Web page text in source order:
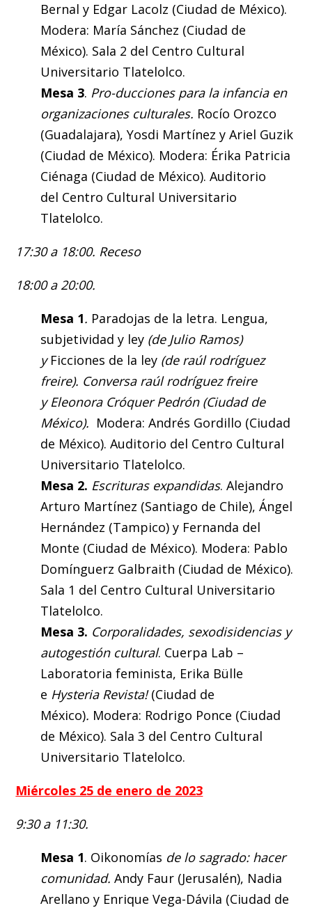
Bernal y Edgar Lacolz (Ciudad de México).
Modera: María Sánchez (Ciudad de
México). Sala 2 del Centro Cultural
Universitario Tlatelolco.
Mesa 3. Pro-ducciones para la infancia en
organizaciones culturales. Rocío Orozco
(Guadalajara), Yosdi Martínez y Ariel Guzik
(Ciudad de México). Modera: Érika Patricia
Ciénaga (Ciudad de México). Auditorio
del Centro Cultural Universitario
Tlatelolco.
17:30 a 18:00. Receso
18:00 a 20:00.
Mesa 1. Paradojas de la letra. Lengua,
subjetividad y ley (de Julio Ramos)
yFicciones de la ley (de raúl rodríguez
freire). Conversa raúl rodríguez freire
y Eleonora Cróquer Pedrón (Ciudad de
México). Modera: Andrés Gordillo (Ciudad
de México). Auditorio del Centro Cultural
Universitario Tlatelolco.
Mesa 2. Escrituras expandidas. Alejandro
Arturo Martínez (Santiago de Chile), Ángel
Hernández (Tampico) y Fernanda del
Monte (Ciudad de México). Modera: Pablo
Domínguerz Galbraith (Ciudad de México).
Sala 1 del Centro Cultural Universitario
Tlatelolco.
Mesa 3. Corporalidades, sexodisidencias y
autogestión cultural. Cuerpa Lab –
Laboratoria feminista, Erika Bülle
e Hysteria Revista!(Ciudad de
México). Modera: Rodrigo Ponce (Ciudad
de México). Sala 3 del Centro Cultural
Universitario Tlatelolco.
Miércoles 25 de enero de 2023
9:30 a 11:30.
Mesa 1. Oikonomías de lo sagrado: hacer
comunidad.Andy Faur (Jerusalén), Nadia
Arellano y Enrique Vega-Dávila (Ciudad de